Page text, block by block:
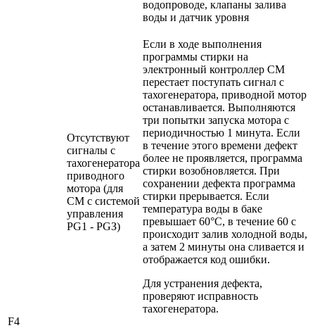
водопроводе, клапаны залива
воды и датчик уровня
F4
Отсутствуют
сигналы с
тахогенератора
приводного
мотора (для
СМ с системой
управления
PG1 - PGЗ)
Если в ходе выполнения
программы стирки на
электронный контроллер СМ
перестает поступать сигнал с
тахогенератора, приводной мотор
останавливается. Выполняются
три попытки запуска мотора с
периодичностью 1 минута. Если
в течение этого времени дефект
более не проявляется, программа
стирки возобновляется. При
сохранении дефекта программа
стирки прерывается. Если
температура воды в баке
превышает 60°С, в течение 60 с
происходит залив холодной воды,
а затем 2 минуты она сливается и
отображается код ошибки.
Для устранения дефекта,
проверяют исправность
тахогенератора.